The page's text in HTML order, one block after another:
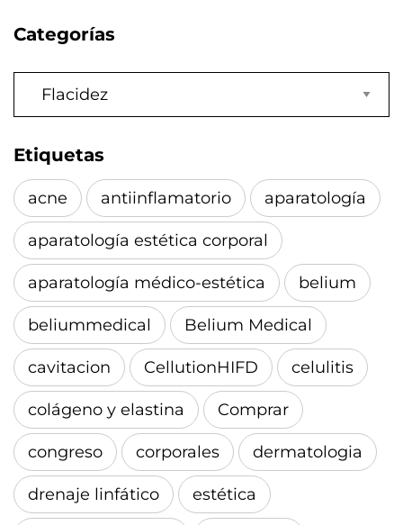
Categorías
Categorías
Etiquetas
acne antiinflamatorio aparatología
aparatología estética corporal
aparatología médico-estética belium
beliummedical Belium Medical
cavitacion CellutionHIFD celulitis
colágeno y elastina Comprar
congreso corporales dermatologia
drenaje linfático estética